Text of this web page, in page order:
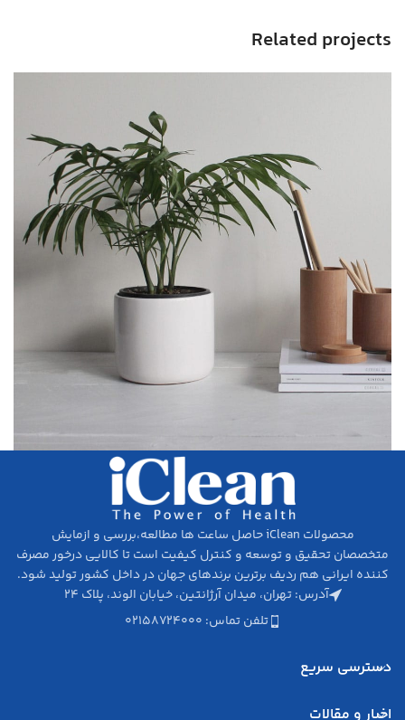
Related projects
Potenti parturient parturie
محصولات iClean حاصل ساعت ها مطالعه،‌بررسی و ازمایش
متخصصان تحقیق­ و توسعه و کنترل کیفیت است تا کالایی درخور مصرف
کننده ایرانی هم ردیف برترین برندهای جهان در داخل کشور تولید شود.
آدرس: تهران، میدان آرژانتین، خیابان الوند، پلاک ۲۴
تلفن تماس: ۰۲۱۵۸۷۲۴۰۰۰
دسترسی سریع
اخبار و مقالات